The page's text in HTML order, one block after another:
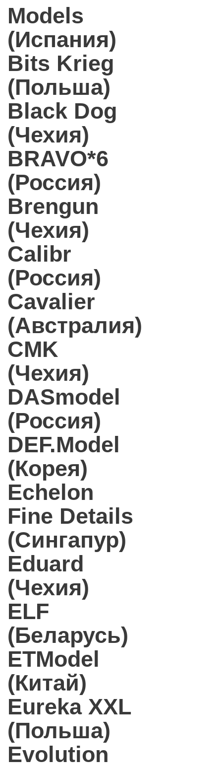
Models
(Испания)
Bits Krieg
(Польша)
Black Dog
(Чехия)
BRAVO*6
(Россия)
Brengun
(Чехия)
Calibr
(Россия)
Cavalier
(Австралия)
CMK
(Чехия)
DASmodel
(Россия)
DEF.Model
(Корея)
Echelon
Fine Details
(Сингапур)
Eduard
(Чехия)
ELF
(Беларусь)
ETModel
(Китай)
Eureka XXL
(Польша)
Evolution